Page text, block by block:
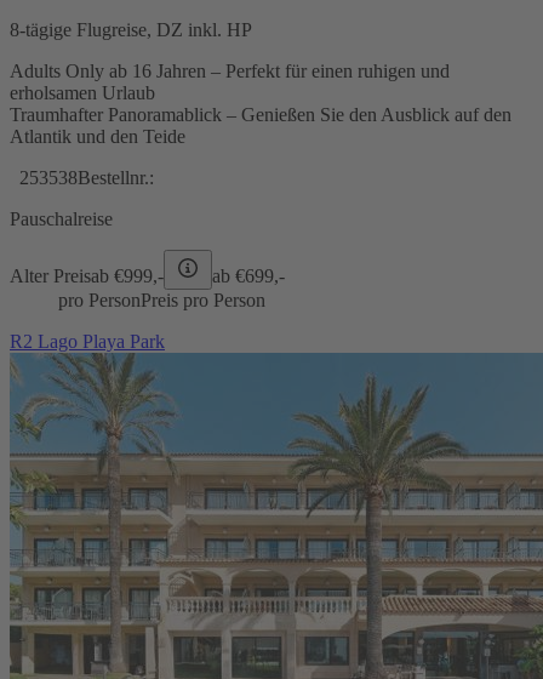
8-tägige Flugreise, DZ inkl. HP
Adults Only ab 16 Jahren – Perfekt für einen ruhigen und
erholsamen Urlaub
Traumhafter Panoramablick – Genießen Sie den Ausblick auf den
Atlantik und den Teide
253538Bestellnr.:
Pauschalreise
Alter Preisab €999,- ab €699,-
pro PersonPreis pro Person
R2 Lago Playa Park